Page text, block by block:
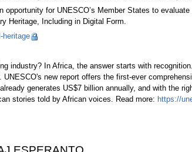
opportunity for UNESCO’s Member States to
Heritage, Including in Digital Form.
heritage
industry? In Africa, the answer starts with
new report offers the first-ever
generates US$7 billion annually, and with the
stories told by African voices. Read more: https://